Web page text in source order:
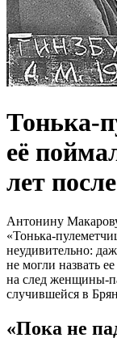
Тонька-
её
лет
Антонину
«Тонька-
неудивительно:
не могли назвать
на след женщины-
случившейся в
«Пока не